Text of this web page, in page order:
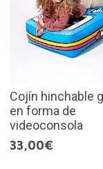
Cojín hinchable
en forma de
videoconsola
33,00€